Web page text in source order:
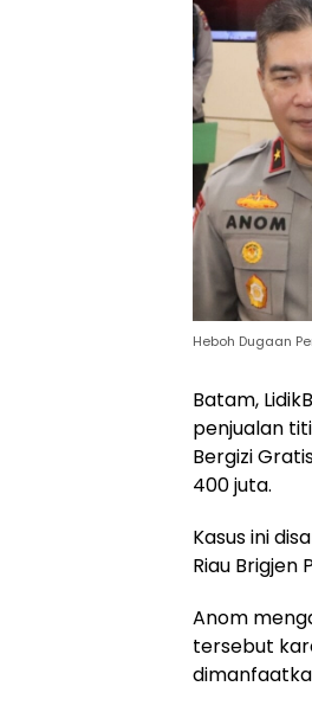
Heboh Dugaan
Batam,
penjualan
Bergizi
400 juta.
Kasus ini
Riau
Anom
tersebut